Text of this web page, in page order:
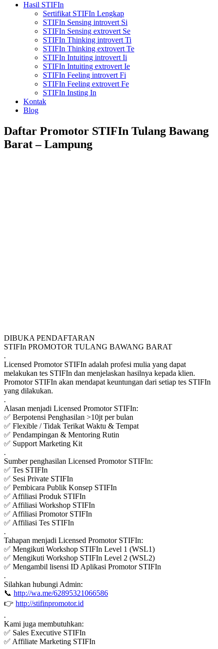
Hasil STIFIn
Sertifikat STIFIn Lengkap
STIFIn Sensing introvert Si
STIFIn Sensing extrovert Se
STIFIn Thinking introvert Ti
STIFIn Thinking extrovert Te
STIFIn Intuiting introvert Ii
STIFIn Intuiting extrovert Ie
STIFIn Feeling introvert Fi
STIFIn Feeling extrovert Fe
STIFIn Insting In
Kontak
Blog
Daftar Promotor STIFIn Tulang Bawang
Barat – Lampung
DIBUKA PENDAFTARAN
STIFIn PROMOTOR TULANG BAWANG BARAT
.
Licensed Promotor STIFIn adalah profesi mulia yang dapat
melakukan tes STIFIn dan menjelaskan hasilnya kepada klien.
Promotor STIFIn akan mendapat keuntungan dari setiap tes STIFIn
yang dilakukan.
.
Alasan menjadi Licensed Promotor STIFIn:
✅ Berpotensi Penghasilan >10jt per bulan
✅ Flexible / Tidak Terikat Waktu & Tempat
✅ Pendampingan & Mentoring Rutin
✅ Support Marketing Kit
.
Sumber penghasilan Licensed Promotor STIFIn:
✅ Tes STIFIn
✅ Sesi Private STIFIn
✅ Pembicara Publik Konsep STIFIn
✅ Affiliasi Produk STIFIn
✅ Affiliasi Workshop STIFIn
✅ Affiliasi Promotor STIFIn
✅ Affiliasi Tes STIFIn
.
Tahapan menjadi Licensed Promotor STIFIn:
✅ Mengikuti Workshop STIFIn Level 1 (WSL1)
✅ Mengikuti Workshop STIFIn Level 2 (WSL2)
✅ Mengambil lisensi ID Aplikasi Promotor STIFIn
.
Silahkan hubungi Admin:
📞 http://wa.me/62895321066586
👉 http://stifinpromotor.id
.
Kami juga membutuhkan:
✅ Sales Executive STIFIn
✅ Affiliate Marketing STIFIn